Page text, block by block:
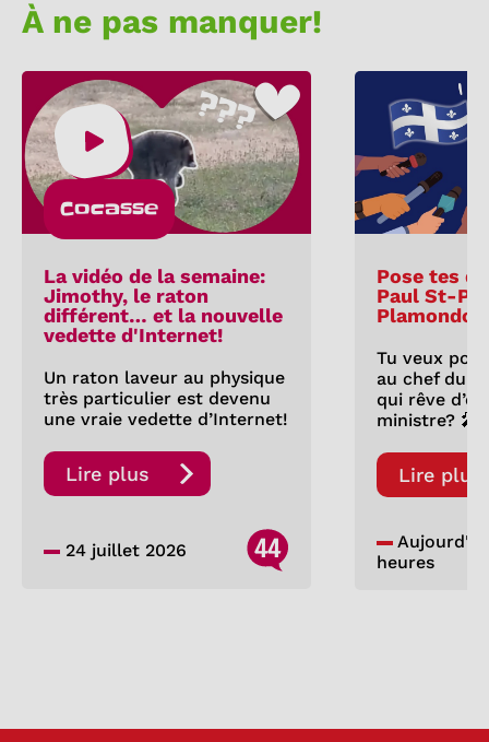
À ne pas manquer!
Cocasse
La vidéo de la semaine:
Jimothy, le raton
différent… et la nouvelle
vedette d'Internet!
Un raton laveur au physique
très particulier est devenu
une vraie vedette d’Internet!
Lire plus
24 juillet 2026 44
Pose tes
Paul St-
Tu veux
au chef du
qui rêve
ministre? 🎤
Lire plus
heures